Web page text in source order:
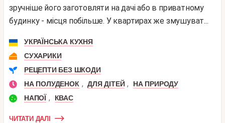
зручніше його заготовляти на дачі або в приватному
будинку - місця побільше. У квартирах же змушуват...
УКРАЇНСЬКА КУХНЯ
СУХАРИКИ
РЕЦЕПТИ БЕЗ ШКОДИ
НА ПОЛУДЕНОК , ДЛЯ ДІТЕЙ ,
НА ПРИРОДУ
НАПОЇ , КВАС
ЧИТАТИ ДАЛІ